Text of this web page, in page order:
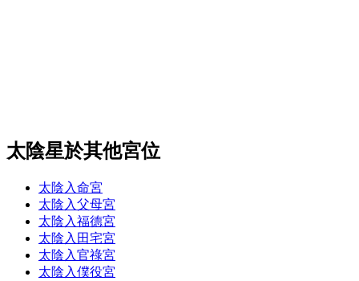
太陰星於其他宮位
太陰入命宮
太陰入父母宮
太陰入福德宮
太陰入田宅宮
太陰入官祿宮
太陰入僕役宮